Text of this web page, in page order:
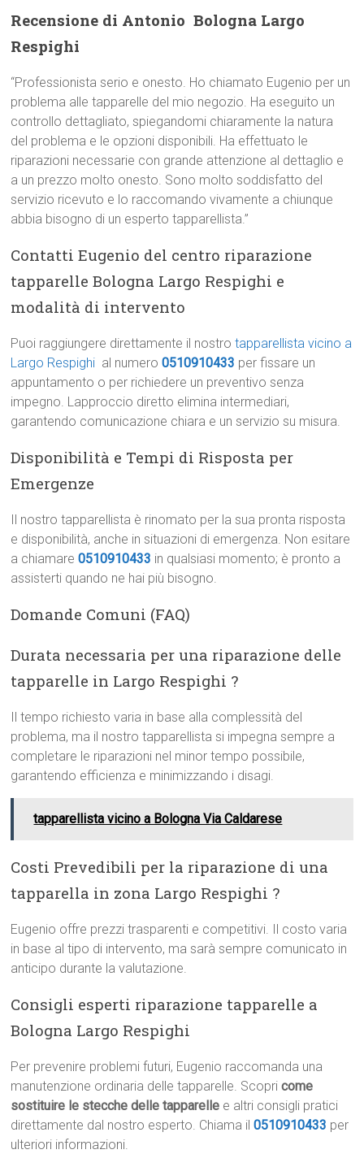
Recensione di Antonio  Bologna Largo
Respighi
“Professionista serio e onesto. Ho chiamato Eugenio per un
problema alle tapparelle del mio negozio. Ha eseguito un
controllo dettagliato, spiegandomi chiaramente la natura
del problema e le opzioni disponibili. Ha effettuato le
riparazioni necessarie con grande attenzione al dettaglio e
a un prezzo molto onesto. Sono molto soddisfatto del
servizio ricevuto e lo raccomando vivamente a chiunque
abbia bisogno di un esperto tapparellista.”
Contatti Eugenio del centro riparazione
tapparelle Bologna Largo Respighi e
modalità di intervento
Puoi raggiungere direttamente il nostrotapparellista vicino a
Largo Respighi al numero0510910433 per fissare un
appuntamento o per richiedere un preventivo senza
impegno. Lapproccio diretto elimina intermediari,
garantendo comunicazione chiara e un servizio su misura.
Disponibilità e Tempi di Risposta per
Emergenze
Il nostro tapparellista è rinomato per la sua pronta risposta
e disponibilità, anche in situazioni di emergenza. Non esitare
a chiamare0510910433 in qualsiasi momento; è pronto a
assisterti quando ne hai più bisogno.
Domande Comuni (FAQ)
Durata necessaria per una riparazione delle
tapparelle in Largo Respighi ?
Il tempo richiesto varia in base alla complessità del
problema, ma il nostro tapparellista si impegna sempre a
completare le riparazioni nel minor tempo possibile,
garantendo efficienza e minimizzando i disagi.
tapparellista vicino a Bologna Via Caldarese
Costi Prevedibili per la riparazione di una
tapparella in zona Largo Respighi ?
Eugenio offre prezzi trasparenti e competitivi. Il costo varia
in base al tipo di intervento, ma sarà sempre comunicato in
anticipo durante la valutazione.
Consigli esperti riparazione tapparelle a
Bologna Largo Respighi
Per prevenire problemi futuri, Eugenio raccomanda una
manutenzione ordinaria delle tapparelle. Scopricome
sostituire le stecche delle tapparelle e altri consigli pratici
direttamente dal nostro esperto. Chiama il0510910433 per
ulteriori informazioni.